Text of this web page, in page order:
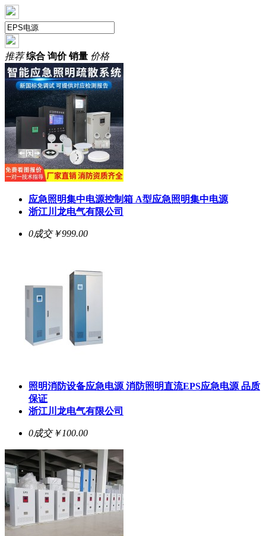
推荐 综合 询价 销量 价格
应急照明集中电源控制箱 A型应急照明集中电源
浙江川龙电气有限公司
0成交￥999.00
照明消防设备应急电源 消防照明直流EPS应急电源 品质
保证
浙江川龙电气有限公司
0成交￥100.00